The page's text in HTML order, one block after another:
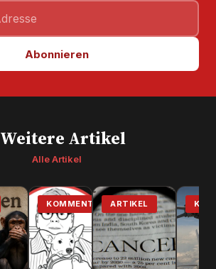
Abonnieren
Weitere Artikel
Alle Artikel
KOMMENTAR ARTIKEL